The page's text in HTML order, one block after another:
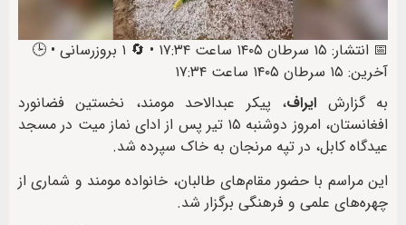
📅 انتشار: ۱۵ سرطان ۱۴۰۵ ساعت ۱۷:۳۴ • 🔄 ۱ بروزرسانی • 🕒
آخرین: ۱۵ سرطان ۱۴۰۵ ساعت ۱۷:۳۴
به گزارش ایراف، پیکر عبدالاحد مومند، نخستین فضانورد
افغانستان، امروز دوشنبه ۱۵ تیر پس از ادای نماز میت در مسجد
عیدگاه کابل، در تپه مرنجان به خاک سپرده شد.
این مراسم با حضور مقام‌های طالبان، خانواده مومند و شماری از
چهره‌های علمی و فرهنگی برگزار شد.